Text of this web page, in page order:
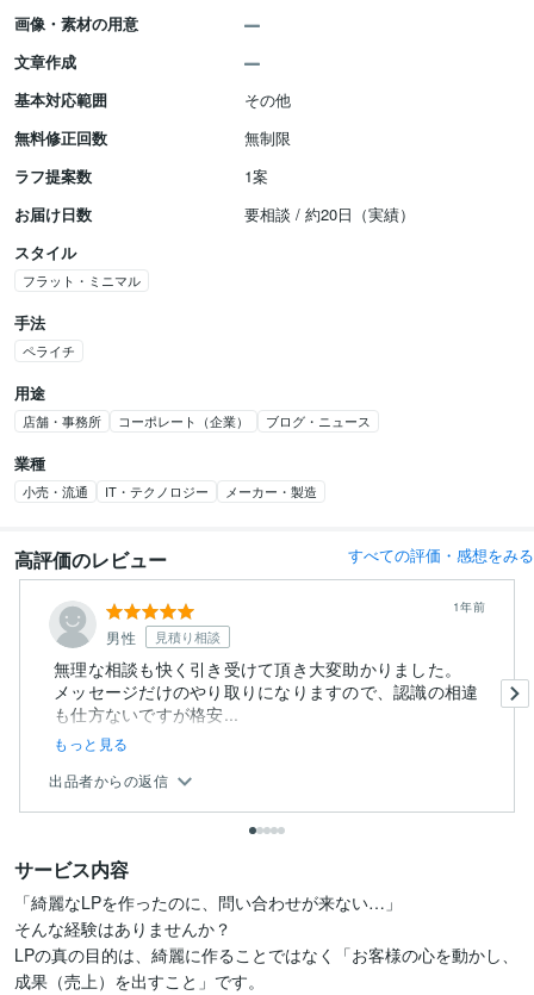
画像・素材の用意
文章作成
基本対応範囲
その他
無料修正回数
無制限
ラフ提案数
1案
お届け日数
要相談 / 約20日（実績）
スタイル
フラット・ミニマル
手法
ペライチ
用途
店舗・事務所 コーポレート（企業） ブログ・ニュース
業種
小売・流通 IT・テクノロジー メーカー・製造
高評価のレビュー すべての評価・感想をみる
男性 見積り相談
1年前
無理な相談も快く引き受けて頂き大変助かりました。
メッセージだけのやり取りになりますので、認識の相違
も仕方ないですが格安...
もっと見る
出品者からの返信
サービス内容
「綺麗なLPを作ったのに、問い合わせが来ない…」
そんな経験はありませんか？
LPの真の目的は、綺麗に作ることではなく「お客様の心を動かし、
成果（売上）を出すこと」です。